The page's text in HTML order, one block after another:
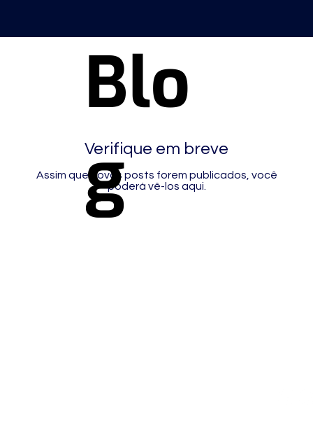
Verifique em breve
Assim que novos posts forem publicados, você
poderá vê-los aqui.
Blo
g